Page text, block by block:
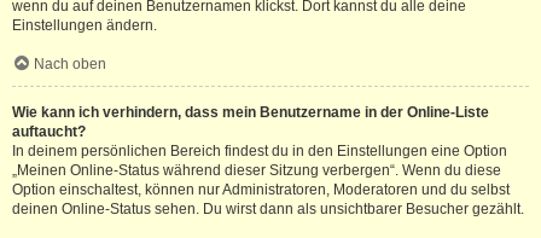
wenn du auf deinen Benutzernamen klickst. Dort kannst du alle deine
Einstellungen ändern.
Nach oben
Wie kann ich verhindern, dass mein Benutzername in der Online-Liste
auftaucht?
In deinem persönlichen Bereich findest du in den Einstellungen eine Option
„Meinen Online-Status während dieser Sitzung verbergen“. Wenn du diese
Option einschaltest, können nur Administratoren, Moderatoren und du selbst
deinen Online-Status sehen. Du wirst dann als unsichtbarer Besucher gezählt.